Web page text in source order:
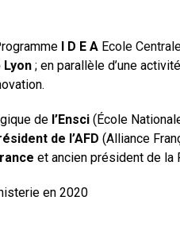
I D E A Ecole
Lyon; en parallèle d’une
del’Ensci(École
de l’AFD (Alliance
et ancien président de la
en 2020